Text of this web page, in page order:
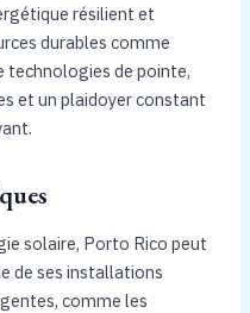
résilient et
durables comme
technologies de pointe,
et un plaidoyer constant
solaire, Porto Rico peut
de ses installations
comme les